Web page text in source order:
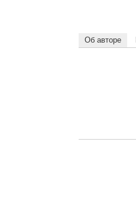
Об авторе